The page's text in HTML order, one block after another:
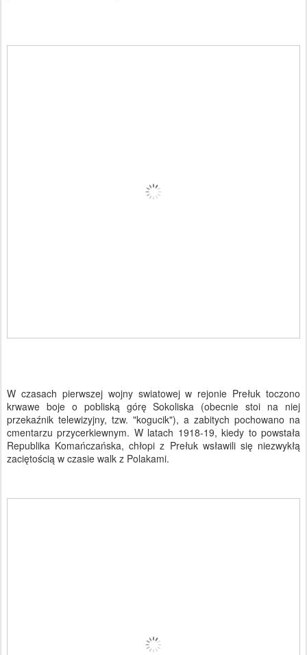
W czasach pierwszej wojny swiatowej w rejonie Prełuk toczono
krwawe boje o pobliską górę Sokoliska (obecnie stoi na niej
przekaźnik telewizyjny, tzw. "kogucik"), a zabitych pochowano na
cmentarzu przycerkiewnym. W latach 1918-19, kiedy to powstała
Republika Komańczańska, chłopi z Prełuk wsławili się niezwykłą
zaciętością w czasie walk z Polakami.